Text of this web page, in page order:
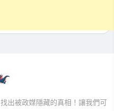
出被政媒隱藏的真相！讓我們可